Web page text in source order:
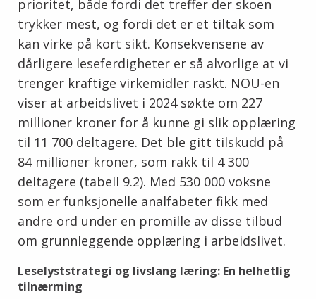
prioritet, både fordi det treffer der skoen
trykker mest, og fordi det er et tiltak som
kan virke på kort sikt. Konsekvensene av
dårligere leseferdigheter er så alvorlige at vi
trenger kraftige virkemidler raskt. NOU-en
viser at arbeidslivet i 2024 søkte om 227
millioner kroner for å kunne gi slik opplæring
til 11 700 deltagere. Det ble gitt tilskudd på
84 millioner kroner, som rakk til 4 300
deltagere (tabell 9.2). Med 530 000 voksne
som er funksjonelle analfabeter fikk med
andre ord under en promille av disse tilbud
om grunnleggende opplæring i arbeidslivet.
Leselyststrategi og livslang læring: En helhetlig
tilnærming